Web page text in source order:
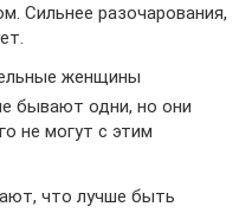
Сильнее разочарования,
женщины
бывают одни, но они
не могут с этим
что лучше быть